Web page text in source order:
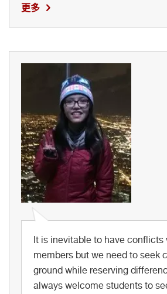
更多
It is inevitable to have conflicts
members but we need to seek
ground while reserving
always welcome students to